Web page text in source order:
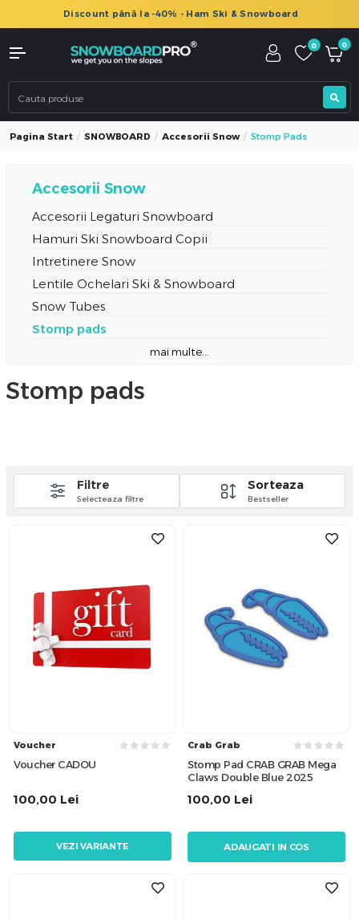
Discount până la -40% - Ham Ski & Snowboard
0 0
Pagina Start SNOWBOARD Accesorii Snow Stomp Pads
Accesorii Snow
Accesorii Legaturi Snowboard
Hamuri Ski Snowboard Copii
Intretinere Snow
Lentile Ochelari Ski & Snowboard
Snow Tubes
Stomp pads
mai multe...
Stomp pads
Sorteaza
Bestseller
Filtre
Selecteaza filtre
Voucher
Voucher CADOU
100,00 Lei
VEZI VARIANTE
Crab Grab
Stomp Pad CRAB GRAB Mega
Claws Double Blue 2025
100,00 Lei
ADAUGATI IN COS